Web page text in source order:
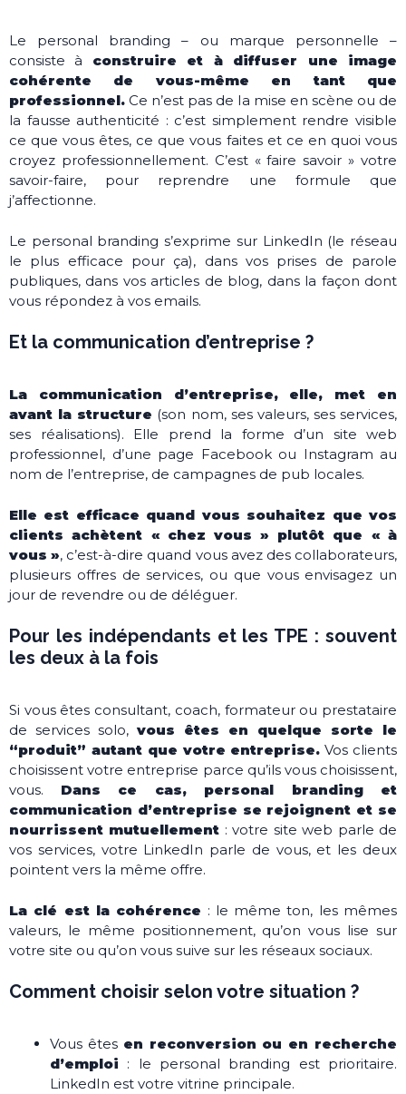
Le personal branding – ou marque personnelle –
consiste à construire et à diffuser une image
cohérente de vous-même en tant que
professionnel. Ce n’est pas de la mise en scène ou de
la fausse authenticité : c’est simplement rendre visible
ce que vous êtes, ce que vous faites et ce en quoi vous
croyez professionnellement. C’est « faire savoir » votre
savoir-faire, pour reprendre une formule que
j’affectionne.
Le personal branding s’exprime sur LinkedIn (le réseau
le plus efficace pour ça), dans vos prises de parole
publiques, dans vos articles de blog, dans la façon dont
vous répondez à vos emails.
Et la communication d’entreprise ?
La communication d’entreprise, elle, met en
avant la structure (son nom, ses valeurs, ses services,
ses réalisations). Elle prend la forme d’un site web
professionnel, d’une page Facebook ou Instagram au
nom de l’entreprise, de campagnes de pub locales.
Elle est efficace quand vous souhaitez que vos
clients achètent « chez vous » plutôt que « à
vous », c’est-à-dire quand vous avez des collaborateurs,
plusieurs offres de services, ou que vous envisagez un
jour de revendre ou de déléguer.
Pour les indépendants et les TPE : souvent
les deux à la fois
Si vous êtes consultant, coach, formateur ou prestataire
de services solo, vous êtes en quelque sorte le
“produit” autant que votre entreprise. Vos clients
choisissent votre entreprise parce qu’ils vous choisissent,
vous. Dans ce cas, personal branding et
communication d’entreprise se rejoignent et se
nourrissent mutuellement : votre site web parle de
vos services, votre LinkedIn parle de vous, et les deux
pointent vers la même offre.
La clé est la cohérence : le même ton, les mêmes
valeurs, le même positionnement, qu’on vous lise sur
votre site ou qu’on vous suive sur les réseaux sociaux.
Comment choisir selon votre situation ?
Vous êtes en reconversion ou en recherche
d’emploi : le personal branding est prioritaire.
LinkedIn est votre vitrine principale.